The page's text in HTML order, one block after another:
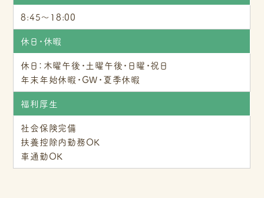
8:45～18:00
休日・休暇
休日：木曜午後・土曜午後・日曜・祝日
年末年始休暇・GW・夏季休暇
福利厚生
社会保険完備
扶養控除内勤務OK
車通勤OK